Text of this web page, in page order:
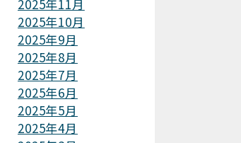
2025年11月
2025年10月
2025年9月
2025年8月
2025年7月
2025年6月
2025年5月
2025年4月